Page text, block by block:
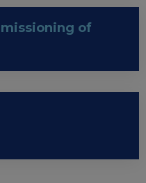
of